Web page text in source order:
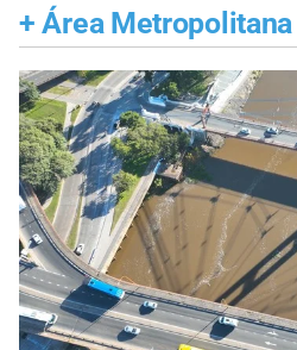
+ Área Metropolitana